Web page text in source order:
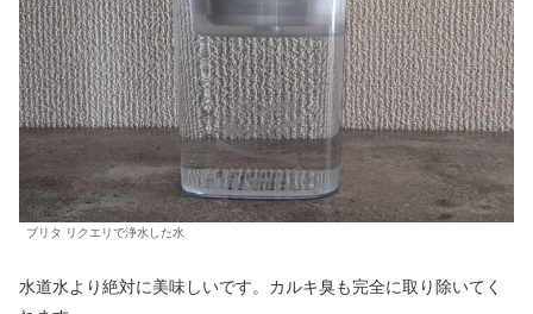
ブリタ リクエリで浄水した水
水道水より絶対に美味しいです。カルキ臭も完全に取り除いてく